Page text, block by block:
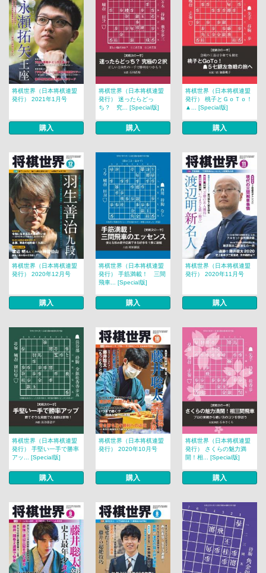
将棋世界（日本将棋連盟
発行） 2021年1月号
購入
将棋世界（日本将棋連盟
発行） 迷ったらどっ
ち？ 究... [Special版]
購入
将棋世界（日本将棋連盟
発行） 桃子とＧｏＴｏ！
▲... [Special版]
購入
将棋世界（日本将棋連盟
発行） 2020年12月号
購入
将棋世界（日本将棋連盟
発行） 手筋満載！ 三間
飛車... [Special版]
購入
将棋世界（日本将棋連盟
発行） 2020年11月号
購入
将棋世界（日本将棋連盟
発行） 手堅い一手で勝率
アッ... [Special版]
購入
将棋世界（日本将棋連盟
発行） 2020年10月号
購入
将棋世界（日本将棋連盟
発行） さくらの魅力満
開！相... [Special版]
購入